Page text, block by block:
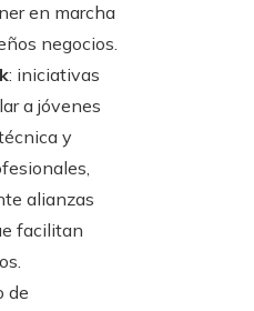
en marcha
negocios.
: iniciativas
a jóvenes
y
alianzas
facilitan
de